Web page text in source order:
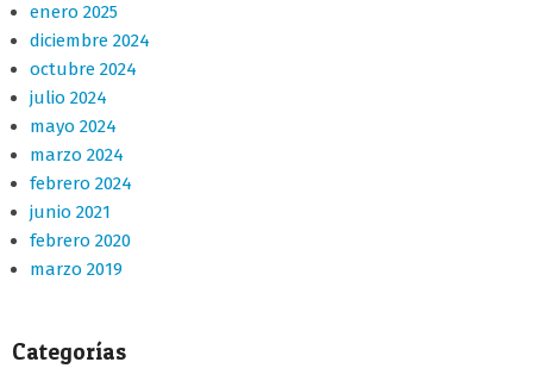
enero 2025
diciembre 2024
octubre 2024
julio 2024
mayo 2024
marzo 2024
febrero 2024
junio 2021
febrero 2020
marzo 2019
Categorías